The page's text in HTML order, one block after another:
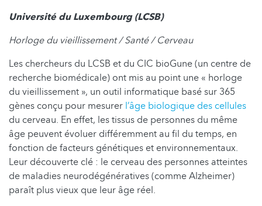
Université du Luxembourg (LCSB)
Horloge du vieillissement / Santé / Cerveau
Les chercheurs du LCSB et du CIC bioGune (un centre de
recherche biomédicale) ont mis au point une « horloge
du vieillissement », un outil informatique basé sur 365
gènes conçu pour mesurer l’âge biologique des cellules
du cerveau. En effet, les tissus de personnes du même
âge peuvent évoluer différemment au fil du temps, en
fonction de facteurs génétiques et environnementaux.
Leur découverte clé : le cerveau des personnes atteintes
de maladies neurodégénératives (comme Alzheimer)
paraît plus vieux que leur âge réel.